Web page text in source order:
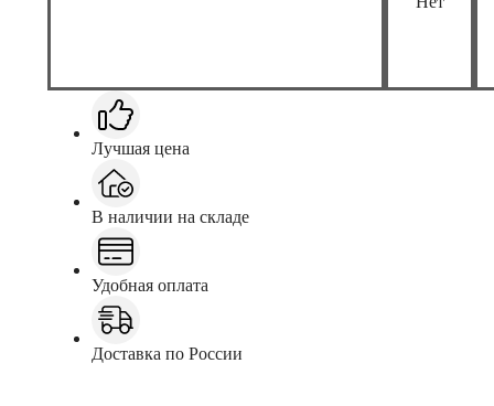
Лучшая цена
В наличии на складе
Удобная оплата
Доставка по России